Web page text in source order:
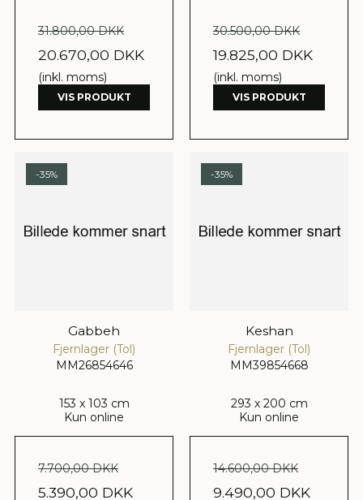
31.800,00 DKK
20.670,00 DKK
(inkl. moms)
VIS PRODUKT
30.500,00 DKK
19.825,00 DKK
(inkl. moms)
VIS PRODUKT
-35%
Gabbeh
Fjernlager (Tol)
MM26854646
153 x 103 cm
Kun online
7.700,00 DKK
5.390,00 DKK
-35%
Keshan
Fjernlager (Tol)
MM39854668
293 x 200 cm
Kun online
14.600,00 DKK
9.490,00 DKK